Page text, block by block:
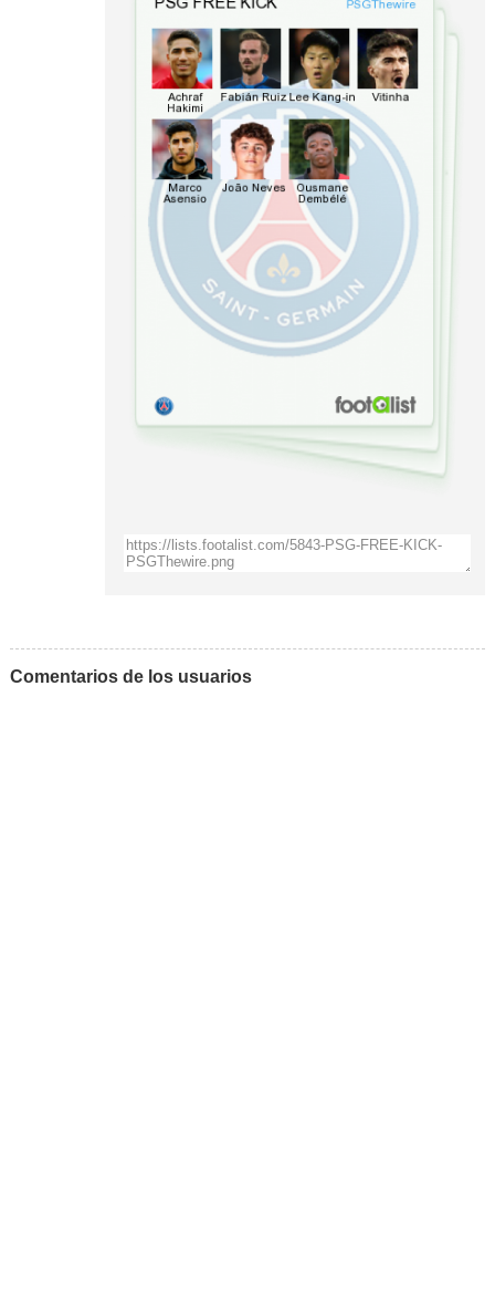
Comentarios de los usuarios